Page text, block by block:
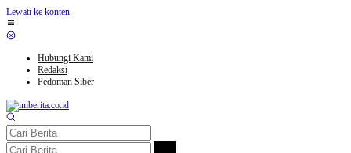
Lewati ke konten
Hubungi Kami
Redaksi
Pedoman Siber